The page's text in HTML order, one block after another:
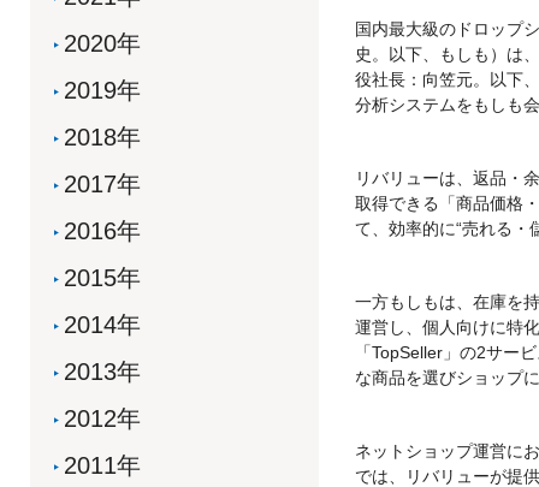
国内最大級のドロップ
史。以下、もしも）は
役社長：向笠元。以下
分析システムをもしも
リバリューは、返品・
取得できる「商品価格
て、効率的に“売れる
一方もしもは、在庫を
運営し、個人向けに特
「TopSeller」の2サー
な商品を選びショップ
ネットショップ運営に
では、リバリューが提
2020年
2019年
2018年
2017年
2016年
2015年
2014年
2013年
2012年
2011年